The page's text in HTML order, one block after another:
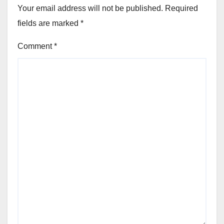
Your email address will not be published. Required
fields are marked *
Comment*